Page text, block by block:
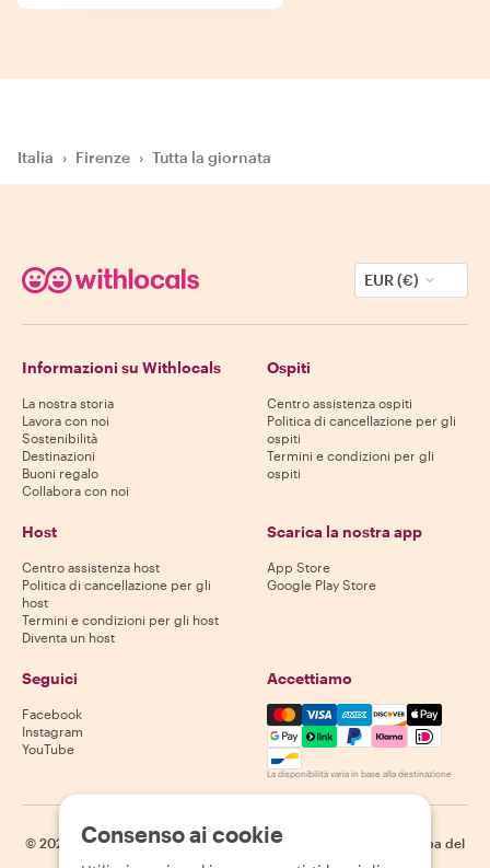
Italia › Firenze › Tutta la giornata
EUR (€)
Informazioni su Withlocals
La nostra storia
Lavora con noi
Sostenibilità
Destinazioni
Buoni regalo
Collabora con noi
Ospiti
Centro assistenza ospiti
Politica di cancellazione per gli
ospiti
Termini e condizioni per gli
ospiti
Host
Centro assistenza host
Politica di cancellazione per gli
host
Termini e condizioni per gli host
Diventa un host
Scarica la nostra app
App Store
Google Play Store
Seguici
Facebook
Instagram
YouTube
Accettiamo
Mastercard, Visa, Amex,
La disponibilità varia in base alla destinazione
© 2026 Withlocals.com | Informativa sulla privacy
Mappa del
Consenso ai cookie